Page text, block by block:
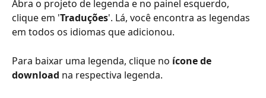
Abra o projeto de legenda e no painel esquerdo,
clique em 'Traduções'. Lá, você encontra as legendas
em todos os idiomas que adicionou.
Para baixar uma legenda, clique no ícone de
download na respectiva legenda.